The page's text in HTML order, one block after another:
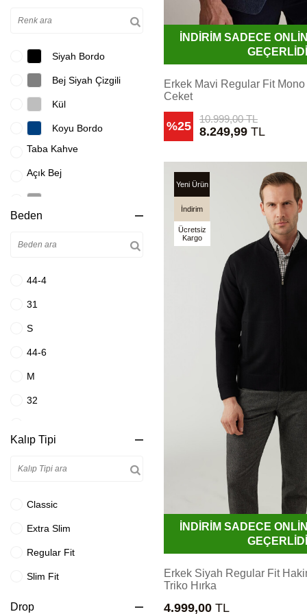
Siyah Bordo
Bej Siyah Çizgili
Kül
Koyu Bordo
Taba Kahve
Açık Bej
Açık Mavi
Camel
Ekru
Füme
Gri
Gri Çizgili
Gri Lacivert
Beden
44-4
31
S
44-6
M
32
33
XL
Kalıp Tipi
Classic
Extra Slim
Regular Fit
Slim Fit
Drop
İNDİRİM SADECE
Erkek Mavi Regular Fit Mono
Ceket
%25
10.999,00TL
8.249,99 TL
Yeni Ürün
İndirim
Ücretsiz
Kargo
İNDİRİM SADECE
Erkek Siyah Regular Fit
Triko Hırka
4.999,00 TL